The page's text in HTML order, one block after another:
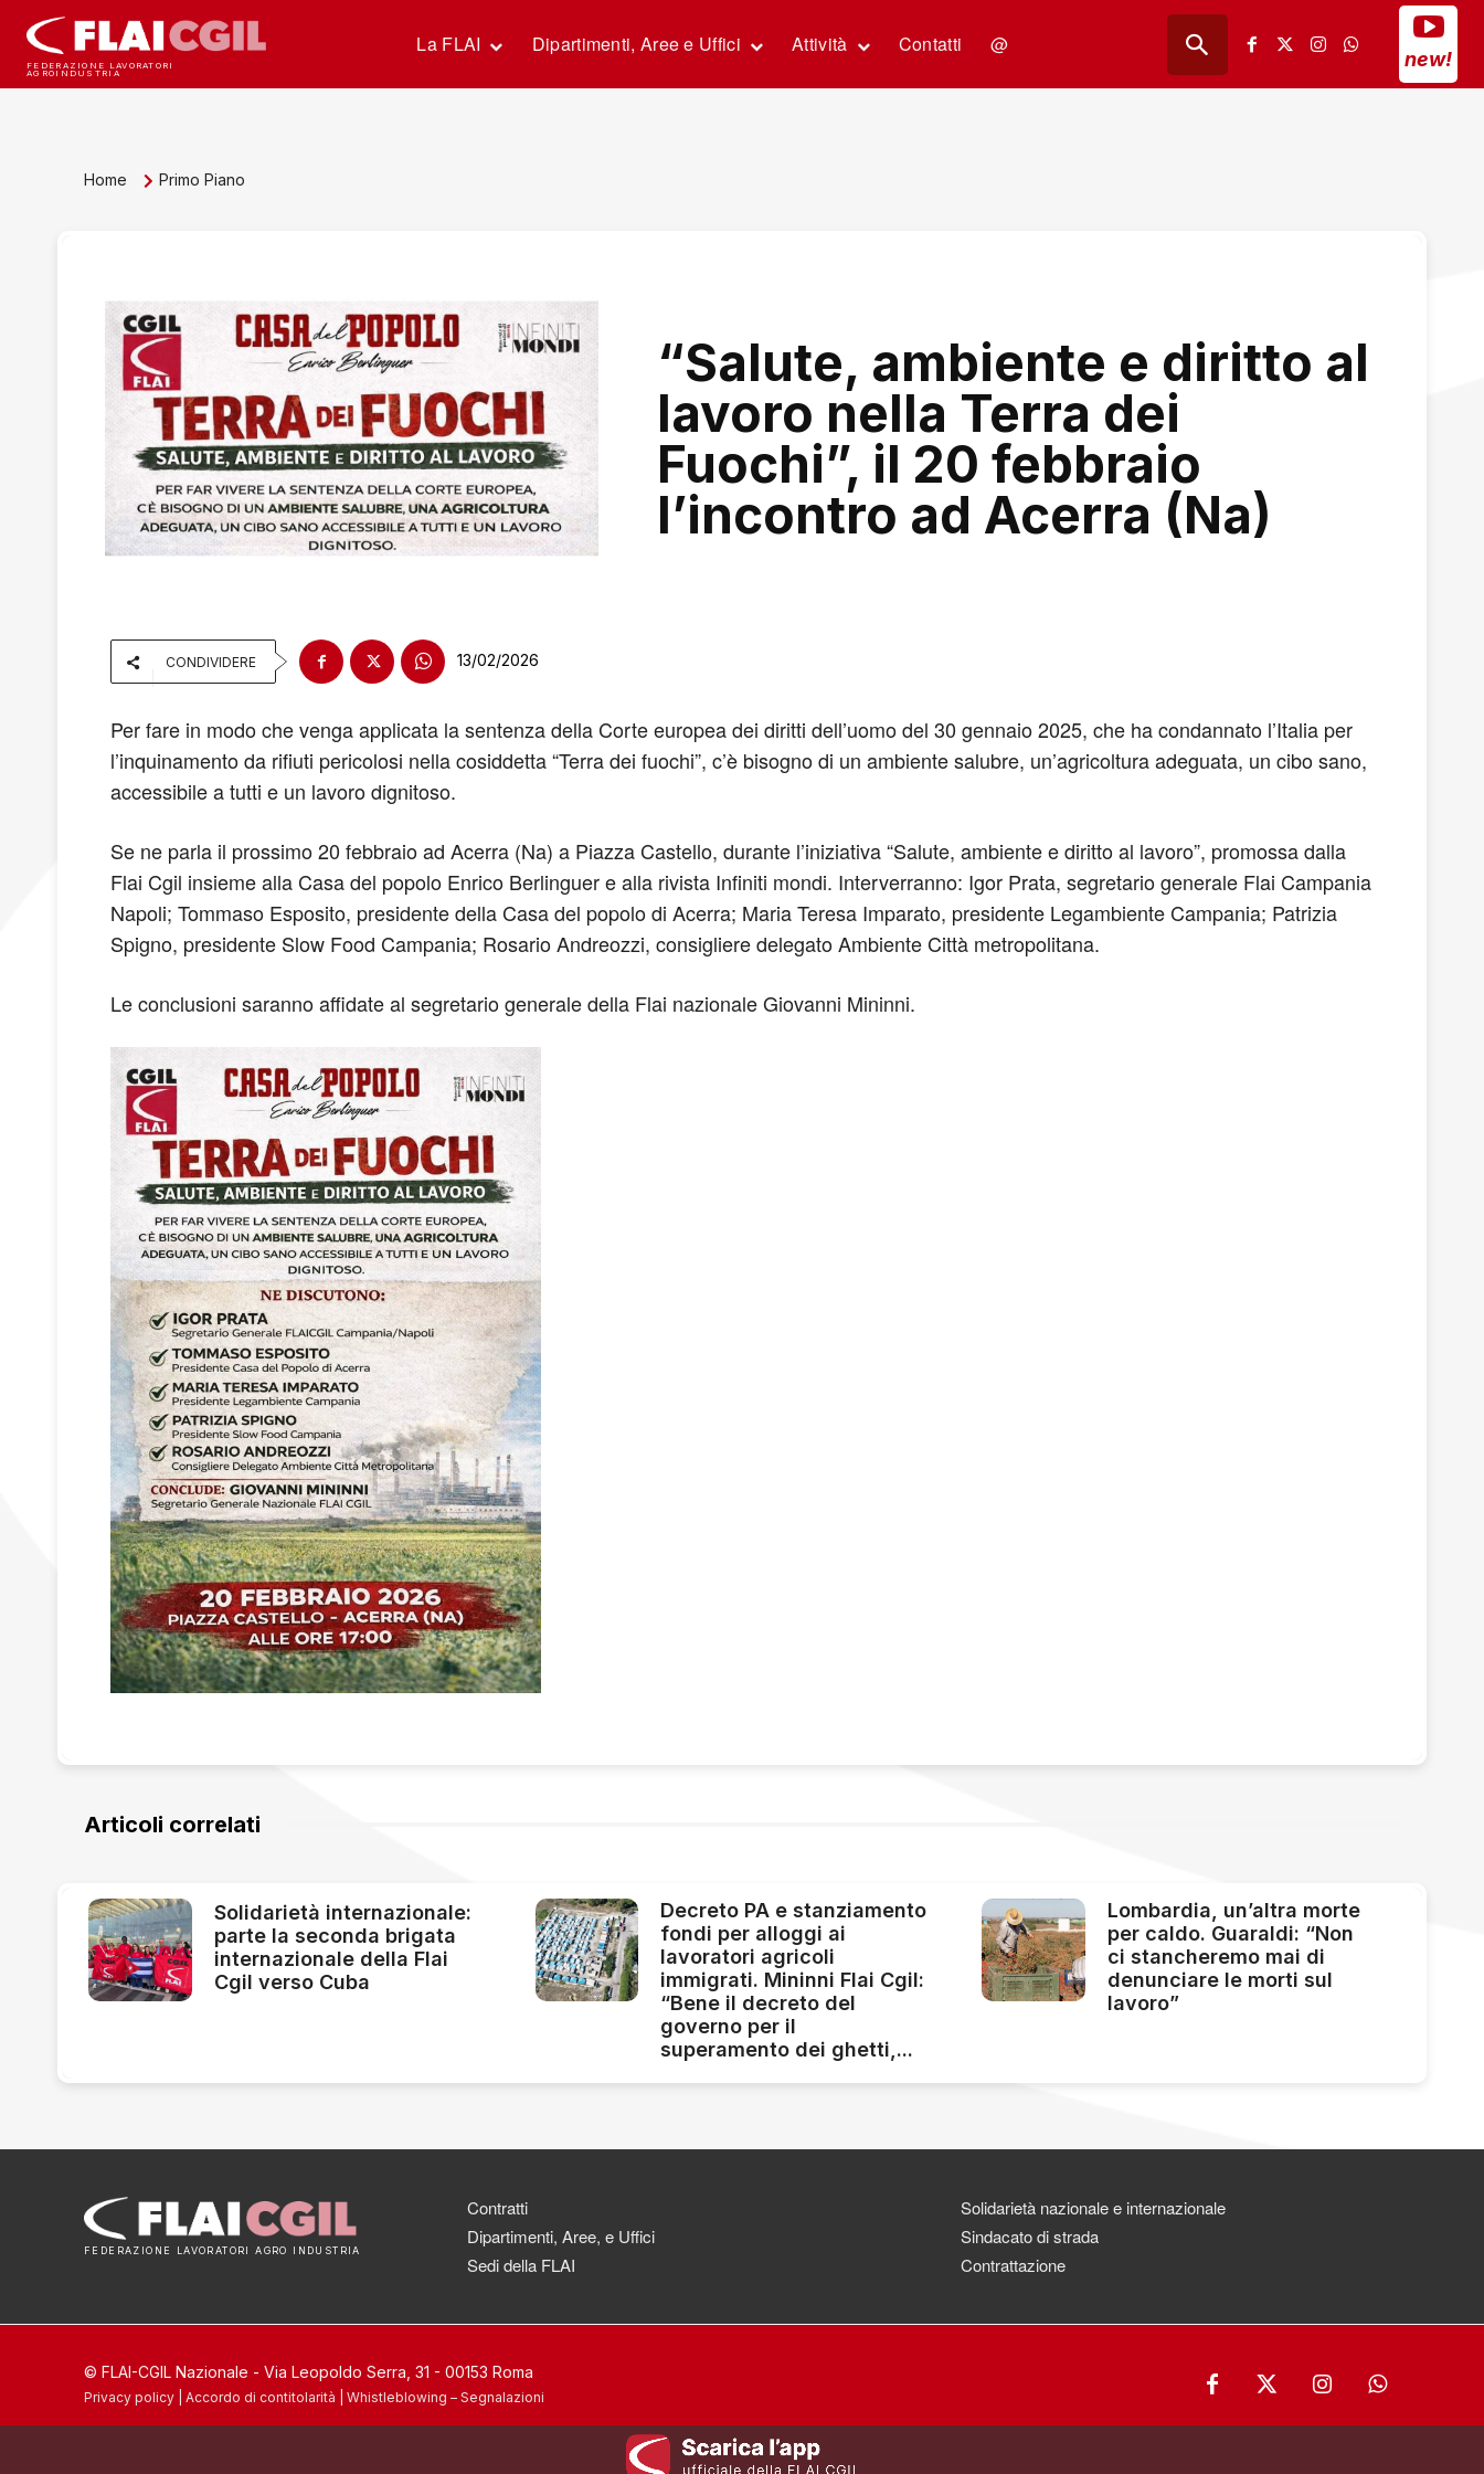
FEDERAZIONE LAVORATORI
AGROINDUSTRIA
La FLAI Dipartimenti, Aree e Uffici Attività Contatti @
new!
Home Primo Piano
“Salute, ambiente e diritto al
lavoro nella Terra dei
Fuochi”, il 20 febbraio
l’incontro ad Acerra (Na)
CONDIVIDERE 13/02/2026
Per fare in modo che venga applicata la sentenza della Corte europea dei diritti dell’uomo del 30 gennaio 2025, che ha condannato l’Italia per
l’inquinamento da rifiuti pericolosi nella cosiddetta “Terra dei fuochi”, c’è bisogno di un ambiente salubre, un’agricoltura adeguata, un cibo sano,
accessibile a tutti e un lavoro dignitoso.
Se ne parla il prossimo 20 febbraio ad Acerra (Na) a Piazza Castello, durante l’iniziativa “Salute, ambiente e diritto al lavoro”, promossa dalla
Flai Cgil insieme alla Casa del popolo Enrico Berlinguer e alla rivista Infiniti mondi. Interverranno: Igor Prata, segretario generale Flai Campania
Napoli; Tommaso Esposito, presidente della Casa del popolo di Acerra; Maria Teresa Imparato, presidente Legambiente Campania; Patrizia
Spigno, presidente Slow Food Campania; Rosario Andreozzi, consigliere delegato Ambiente Città metropolitana.
Le conclusioni saranno affidate al segretario generale della Flai nazionale Giovanni Mininni.
Articoli correlati
Solidarietà internazionale:
parte la seconda brigata
internazionale della Flai
Cgil verso Cuba
Decreto PA e stanziamento
fondi per alloggi ai
lavoratori agricoli
immigrati. Mininni Flai Cgil:
“Bene il decreto del
governo per il
superamento dei ghetti,...
Lombardia, un’altra morte
per caldo. Guaraldi: “Non
ci stancheremo mai di
denunciare le morti sul
lavoro”
FEDERAZIONE LAVORATORI AGRO INDUSTRIA
Contratti
Dipartimenti, Aree, e Uffici
Sedi della FLAI
Solidarietà nazionale e internazionale
Sindacato di strada
Contrattazione
© FLAI-CGIL Nazionale - Via Leopoldo Serra, 31 - 00153 Roma
Privacy policy Accordo di contitolarità Whistleblowing – Segnalazioni